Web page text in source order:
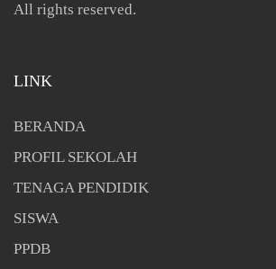
All rights reserved.
LINK
BERANDA
PROFIL SEKOLAH
TENAGA PENDIDIK
SISWA
PPDB